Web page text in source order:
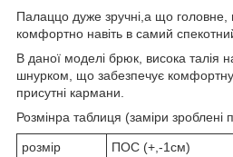
Палаццо дуже зручні,а що головне,
комфортно навіть в самий
В даної моделі брюк, висока талія
шнурком, що забезпечує
присутні кармани.
Розмінра таблиця (заміри зроблені
розмір ПОС (+,-1см)